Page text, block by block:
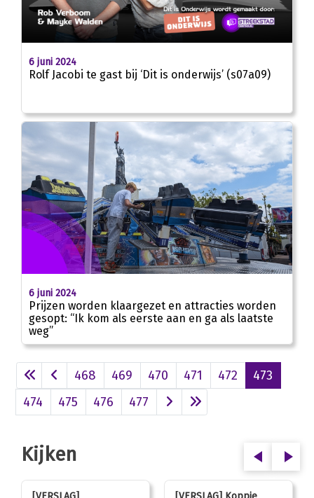
25:41
6 juni 2024
Rolf Jacobi te gast bij ‘Dit is onderwijs’ (s07a09)
6 juni 2024
Prijzen worden klaargezet en attracties worden
gesopt: “Ik kom als eerste aan en ga als laatste
weg”
468 469 470 471 472
473
474
475 476 477
Kijken